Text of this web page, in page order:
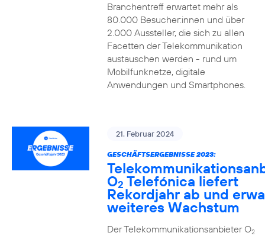
Branchentreff erwartet mehr als
80.000 Besucher:innen und über
2.000 Aussteller, die sich zu allen
Facetten der Telekommunikation
austauschen werden - rund um
Mobilfunknetze, digitale
Anwendungen und Smartphones.
21. Februar 2024
GESCHÄFTSERGEBNISSE 2023:
O2 Telefónica liefert
Rekordjahr ab und
weiteres Wachstum
Der Telekommunikationsanbieter O2